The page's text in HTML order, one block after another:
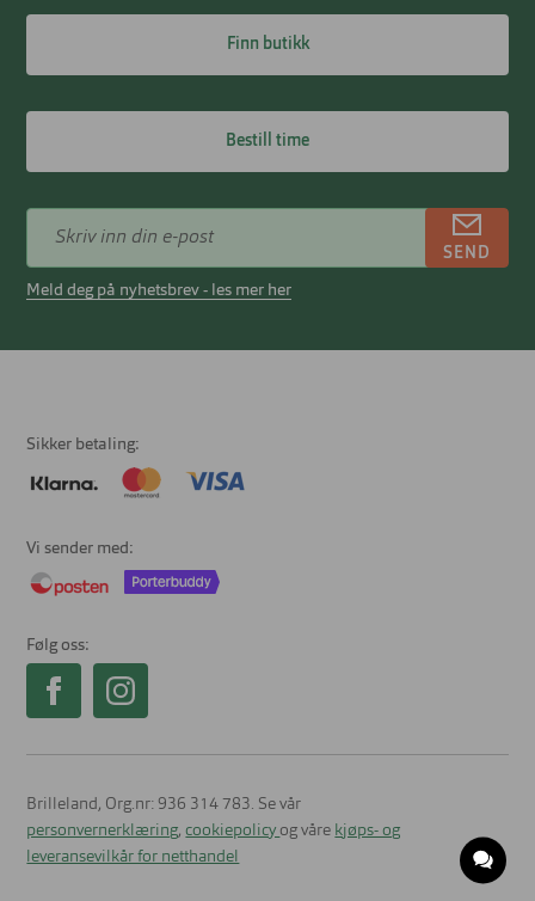
Finn butikk
Bestill time
SEND
Meld deg på nyhetsbrev - les mer her
Sikker betaling
Vi sender med
Følg oss
Brilleland, Org.nr: 936 314 783. Se vår
personvernerklæring,cookiepolicy og våre kjøps- og
leveransevilkår for netthandel